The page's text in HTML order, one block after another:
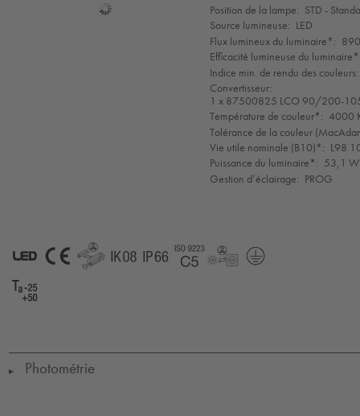
Sélection
de
mode
Position de la lampe: STD -
Source lumineuse: LED
Flux lumineux du luminaire*:
Efficacité lumineuse du
Indice min. de rendu des couleurs:
Convertisseur:
1 x 87500825 LCO 90/200-
Température de couleur*: 4000
Tolérance de la couleur
Vie utile nominale (B10)*: L98
Puissance du luminaire*: 53,1 W
Gestion d’éclairage: PROG
▶ Photométrie